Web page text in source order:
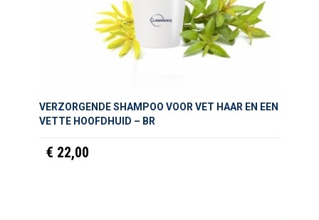
VERZORGENDE SHAMPOO VOOR VET HAAR EN EEN
VETTE HOOFDHUID – BR
€ 22,00